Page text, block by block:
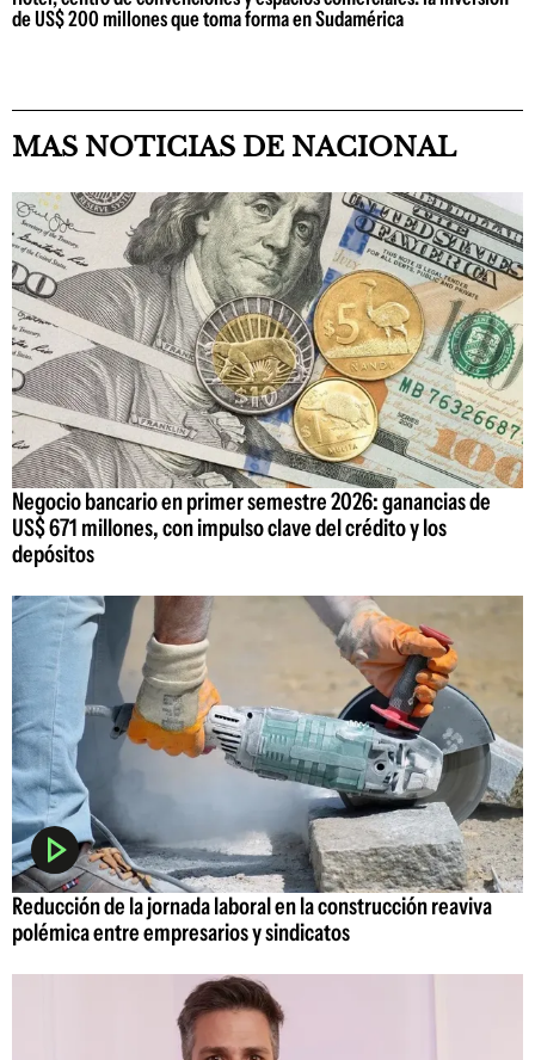
de US$ 200 millones que toma forma en Sudamérica
MAS NOTICIAS DE NACIONAL
Negocio bancario en primer semestre 2026: ganancias de
US$ 671 millones, con impulso clave del crédito y los
depósitos
Reducción de la jornada laboral en la construcción reaviva
polémica entre empresarios y sindicatos